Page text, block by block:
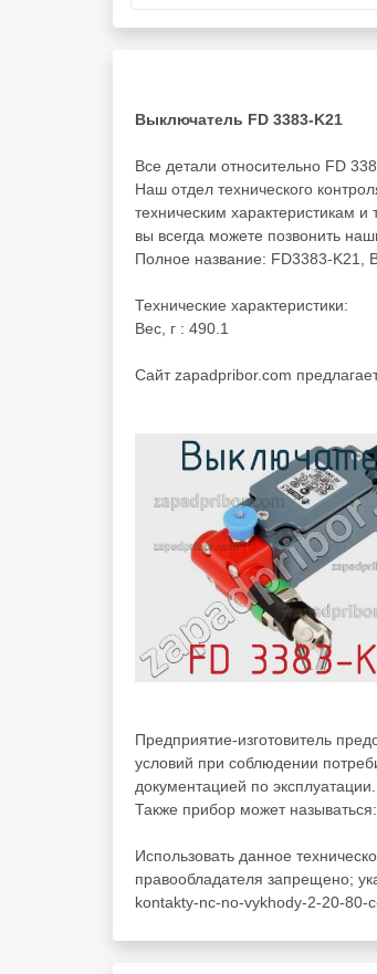
Выключатель FD 3383-K21
Все детали относительно FD
Наш отдел технического
техническим характеристикам
вы всегда можете позвонить
Полное название: FD3383-K21,
Технические характеристики:
Вес, г : 490.1
Cайт zapadpribor.com
Предприятие-изготовитель
условий при соблюдении
документацией по эксплуатации.
Также прибор может
Использовать данное
правообладателя запрещено;
kontakty-nc-no-vykhody-2-20-80-